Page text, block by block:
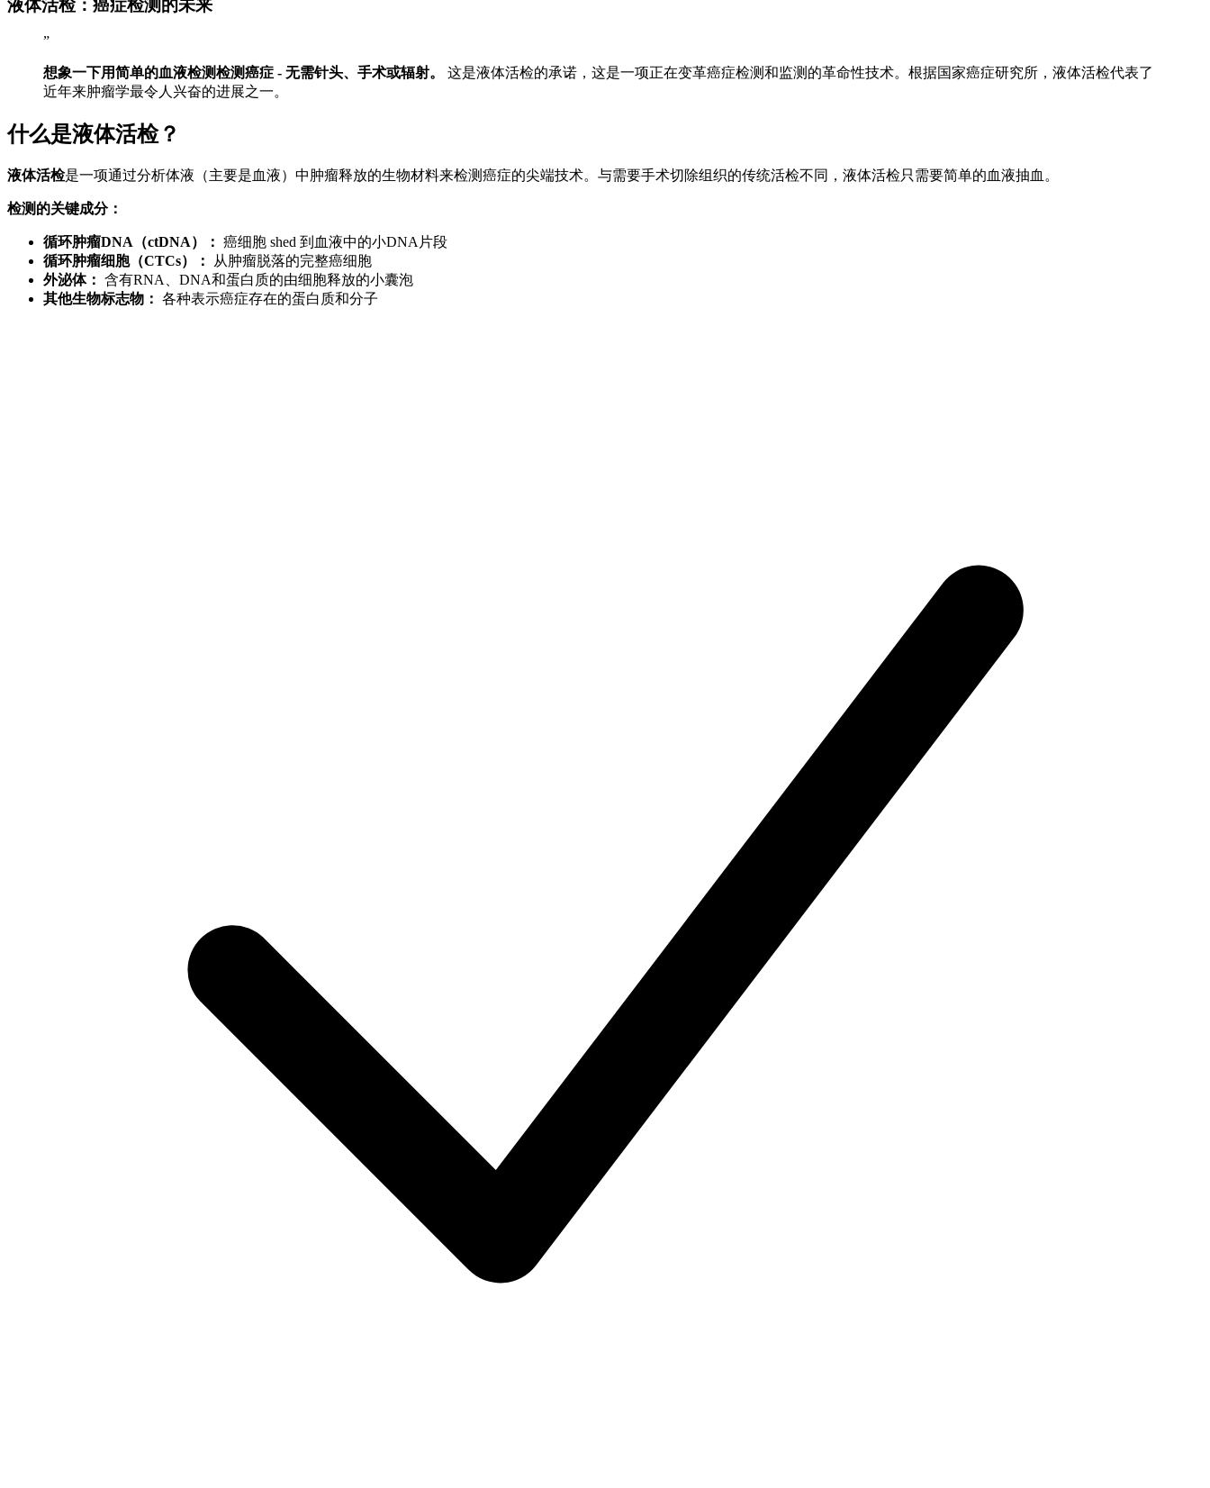
液体活检：癌症检测的未来
”
想象一下用简单的血液检测检测癌症 - 无需针头、手术或辐射。
这是液体活检的承诺，这是一项正在变革癌症检测和监测的革命性技术。根据国家癌症研究所，液体活检代表了
近年来肿瘤学最令人兴奋的进展之一。
什么是液体活检？
液体活检是一项通过分析体液（主要是血液）中肿瘤释放的生物材料来检测癌症的尖端技术。与需要手术切除组织的传统活检不同，液体活检只需要简单的血液抽血。
检测的关键成分：
循环肿瘤DNA（ctDNA）： 癌细胞 shed 到血液中的小DNA片段
循环肿瘤细胞（CTCs）：
从肿瘤脱落的完整癌细胞
外泌体： 含有RNA、DNA和蛋白质的由细胞释放的小囊泡
其他生物标志物： 各种表示癌症存在的蛋白质和分子